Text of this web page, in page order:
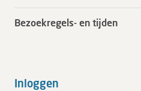
Bezoekregels- en tijden
Inloggen